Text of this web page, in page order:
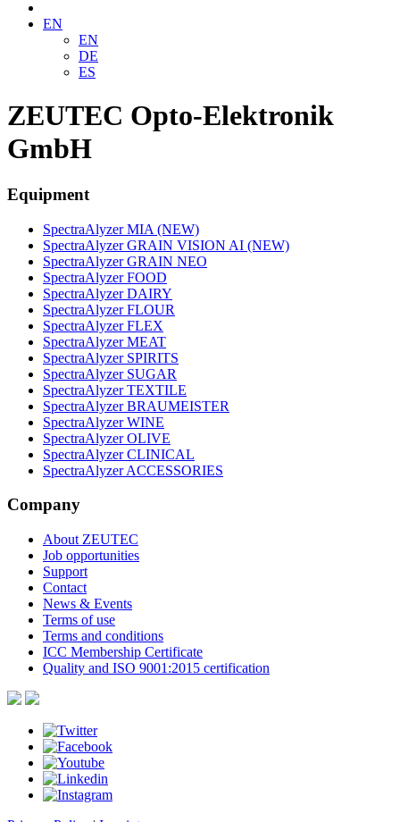
EN
EN
DE
ES
ZEUTEC Opto-Elektronik
GmbH
Equipment
SpectraAlyzer MIA (NEW)
SpectraAlyzer GRAIN VISION AI (NEW)
SpectraAlyzer GRAIN NEO
SpectraAlyzer FOOD
SpectraAlyzer DAIRY
SpectraAlyzer FLOUR
SpectraAlyzer FLEX
SpectraAlyzer MEAT
SpectraAlyzer SPIRITS
SpectraAlyzer SUGAR
SpectraAlyzer TEXTILE
SpectraAlyzer BRAUMEISTER
SpectraAlyzer WINE
SpectraAlyzer OLIVE
SpectraAlyzer CLINICAL
SpectraAlyzer ACCESSORIES
Company
About ZEUTEC
Job opportunities
Support
Contact
News & Events
Terms of use
Terms and conditions
ICC Membership Certificate
Quality and ISO 9001:2015 certification